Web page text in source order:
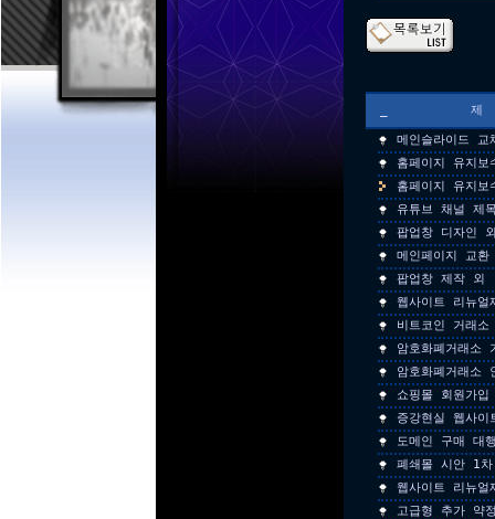
메인슬라이드 교
홈페이지 유지보
홈페이지 유지보
유튜브 채널 제
팝업창 디자인
메인페이지 교환
팝업창 제작 외
웹사이트 리뉴얼
비트코인 거래소
암호화폐거래소
암호화폐거래소
쇼핑몰 회원가
증강현실 웹사이
도메인 구매 대
폐쇄몰 시안 1차
웹사이트 리뉴얼
고급형 추가 약